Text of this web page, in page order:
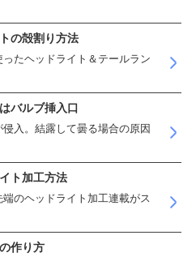
の殻割り方法
たヘッドライト＆テールラン
バルブ挿入口
入。結露して曇る場合の原因
ト加工方法
のヘッドライト加工連載がス
作り方